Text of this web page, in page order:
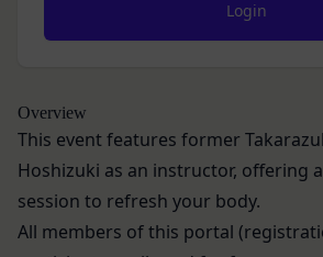
Overview
This event features former
Hoshizuki as an instructor, offering
session to refresh your body.
All members of this portal
様が入力または送信する情報
を利用する場合、当社は、端末識別
レスを取得する場合があります。
客様が端末に関連付けた名前、端末
号、国、およびユーザー名、もしく
スなど、お客様が提供することを選
ス所定の手続きに従い会員登録を申
れを承認した特定の法人、団体、
「登録希望者」
本サービスの利用を希望する法人、
います。
「会員登録」